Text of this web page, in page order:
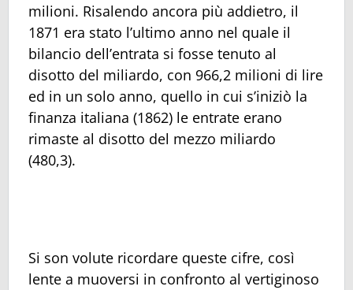
milioni. Risalendo ancora più addietro, il
1871 era stato l’ultimo anno nel quale il
bilancio dell’entrata si fosse tenuto al
disotto del miliardo, con 966,2 milioni di lire
ed in un solo anno, quello in cui s’iniziò la
finanza italiana (1862) le entrate erano
rimaste al disotto del mezzo miliardo
(480,3).
Si son volute ricordare queste cifre, così
lente a muoversi in confronto al vertiginoso